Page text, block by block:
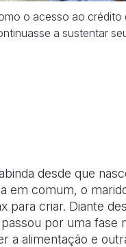
o acesso ao crédito
a sustentar
desde que
em comum, o
para criar. Diante
por uma fase
a alimentação e